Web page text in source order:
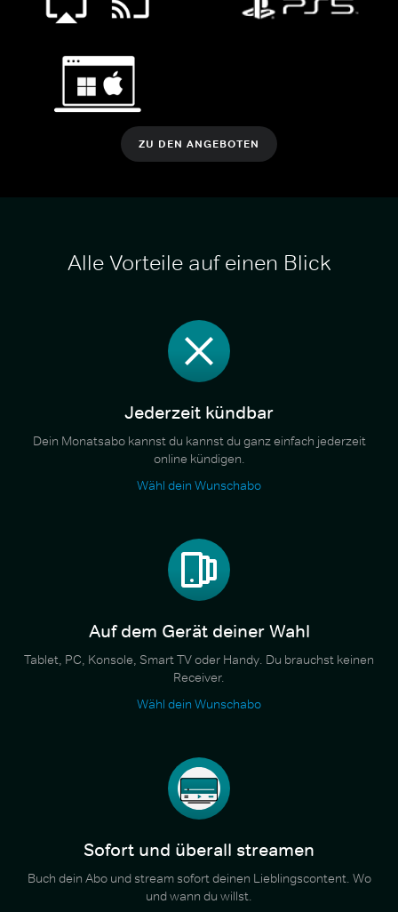
ZU DEN ANGEBOTEN
Alle Vorteile auf einen Blick
Jederzeit kündbar
Dein Monatsabo kannst du kannst du ganz einfach jederzeit
online kündigen.
Wähl dein Wunschabo
Auf dem Gerät deiner Wahl
Tablet, PC, Konsole, Smart TV oder Handy. Du brauchst keinen
Receiver.
Wähl dein Wunschabo
Sofort und überall streamen
Buch dein Abo und stream sofort deinen Lieblingscontent. Wo
und wann du willst.